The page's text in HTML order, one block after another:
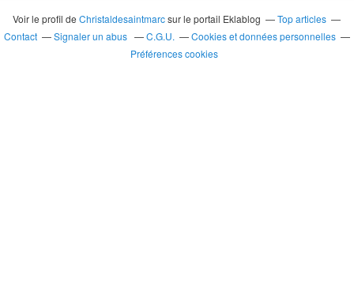
Voir le profil deChristaldesaintmarcsur le portail Eklablog
Top articles
Contact
Signaler un abus C.G.U.
Cookies et données personnelles
Préférences cookies